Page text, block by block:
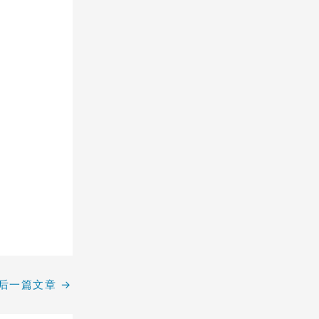
一篇文章 →